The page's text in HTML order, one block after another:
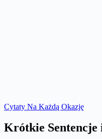
Cytaty Na Każdą Okazję
Krótkie Sentencje